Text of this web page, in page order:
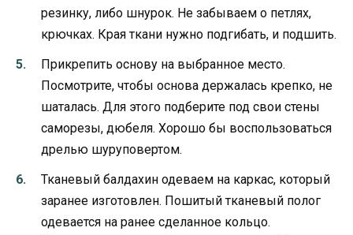
резинку, либо шнурок. Не забываем о петлях,
крючках. Края ткани нужно подгибать, и подшить.
Прикрепить основу на выбранное место.
Посмотрите, чтобы основа держалась крепко, не
шаталась. Для этого подберите под свои стены
саморезы, дюбеля. Хорошо бы воспользоваться
дрелью шуруповертом.
Тканевый балдахин одеваем на каркас, который
заранее изготовлен. Пошитый тканевый полог
одевается на ранее сделанное кольцо.